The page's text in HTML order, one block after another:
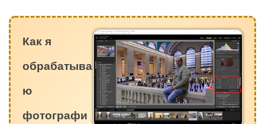
Как я
обрабатыва
ю
фотографи